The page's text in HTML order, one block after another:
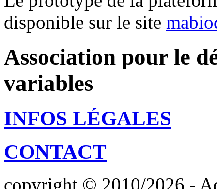
disponible sur le site
Association pour le
variables
INFOS LÉGALES
CONTACT
copyright © 2010/2026 -